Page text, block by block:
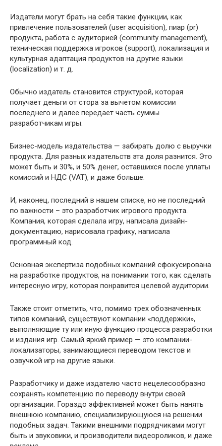
Издатели могут брать на себя такие функции, как
привлечение пользователей (user acquisition), пиар (pr)
продукта, работа с аудиторией (community management),
техническая поддержка игроков (support), локализация и
культурная адаптация продуктов на другие языки
(localization) и т. д.
Обычно издатель становится структурой, которая
получает деньги от стора за вычетом комиссии
последнего и далее передает часть суммы
разработчикам игры.
Бизнес-модель издательства — забирать долю с выручки
продукта. Для разных издательств эта доля разнится. Это
может быть и 30%, и 50% денег, оставшихся после уплаты
комиссий и НДС (VAT), и даже больше.
И, наконец, последний в нашем списке, но не последний
по важности – это разработчик игрового продукта.
Компания, которая сделала игру, написала дизайн-
документацию, нарисовала графику, написала
программный код.
Основная экспертиза подобных компаний сфокусирована
на разработке продуктов, на понимании того, как сделать
интересную игру, которая понравится целевой аудитории.
Также стоит отметить, что, помимо трех обозначенных
типов компаний, существуют компании «поддержки»,
выполняющие ту или иную функцию процесса разработки
и издания игр. Самый яркий пример — это компании-
локализаторы, занимающиеся переводом текстов и
озвучкой игр на другие языки.
Разработчику и даже издателю часто нецелесообразно
сохранять компетенцию по переводу внутри своей
организации. Гораздо эффективней может быть нанять
внешнюю компанию, специализирующуюся на решении
подобных задач. Такими внешними подрядчиками могут
быть и звуковики, и производители видеороликов, и даже